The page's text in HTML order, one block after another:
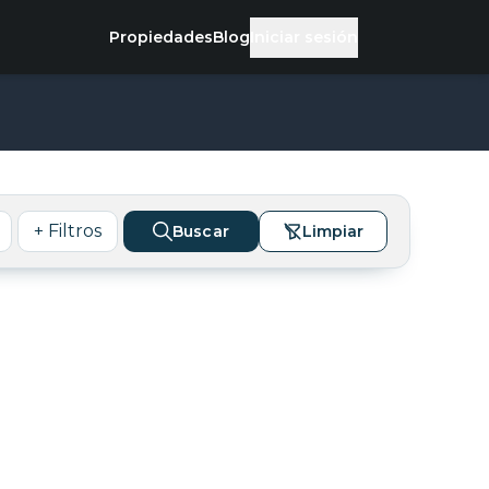
PropiedadesBlog
+ Filtros Buscar Limpiar